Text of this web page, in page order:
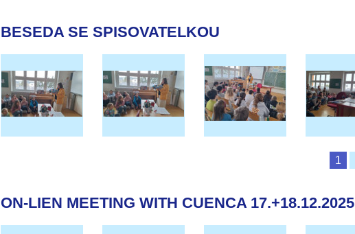
BESEDA SE SPISOVATELKOU
1
ON-LIEN MEETING WITH CUENCA 17.+18.12.2025